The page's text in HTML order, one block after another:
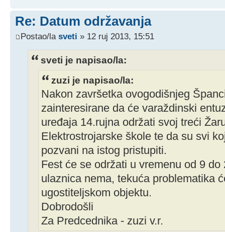
Re: Datum održavanja
Postao/la sveti » 12 ruj 2013, 15:51
sveti je napisao/la:
zuzi je napisao/la:
Nakon završetka ovogodišnjeg
zainteresirane da će varaždinski
uređaja 14.rujna održati svoj treći
Elektrostrojarske škole te da su svi
pozvani na istog pristupiti.
Fest će se održati u vremenu od 9
ulaznica nema, tekuća problematika
ugostiteljskom objektu.
Dobrodošli
Za Predcednika - zuzi v.r.